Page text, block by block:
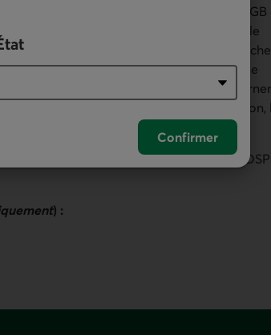
Confirmer
mondiales (symbole TSX : DGGB) :
de le faire et avant déduction des frais, le
mondiales. À l’heure actuelle, DGGB
Bond CAD Hedged TR Index. Dans une
dans des obligations
les États-Unis, la France, l’Italie, le Japon,
Desjardins, consultez le site Web de DSP
) :